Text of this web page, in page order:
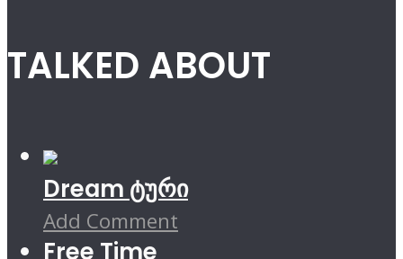
TALKED ABOUT
Dream ტური
Add Comment
Free Time